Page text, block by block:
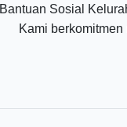
Bantuan Sosial
Kami